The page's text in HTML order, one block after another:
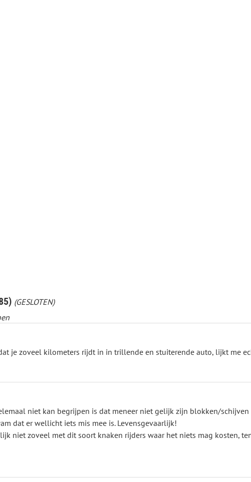
(GESLOTEN)
je zoveel kilometers rijdt in in trillende en stuiterende auto, lijkt me
niet kan begrijpen is dat meneer niet gelijk zijn blokken/
dat er wellicht iets mis mee is. Levensgevaarlijk!
niet zoveel met dit soort knaken rijders waar het niets mag kosten,